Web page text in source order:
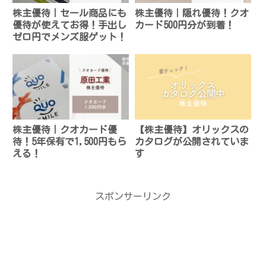
株主優待｜セール商品にも
優待が使えてお得！手出し
ゼロ円でメンズ服ゲット！
株主優待｜隠れ優待！クオ
カード500円分が到着！
株主優待｜クオカード優
待！5年保有で1,500円もら
える！
【株主優待】オリックスの
カタログが公開されていま
す
スポンサーリンク